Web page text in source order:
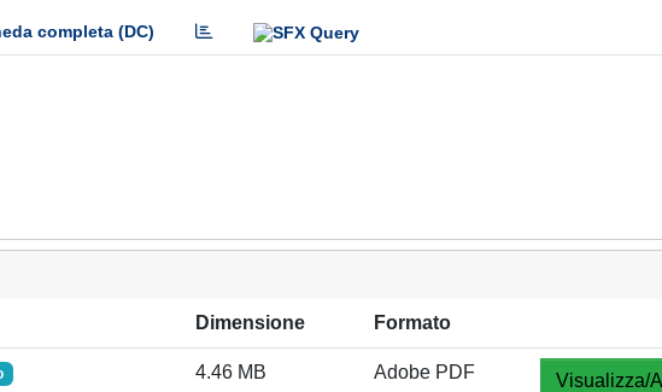
completa (DC)
Dimensione Formato
4.46 MB Adobe PDF Visualizza/